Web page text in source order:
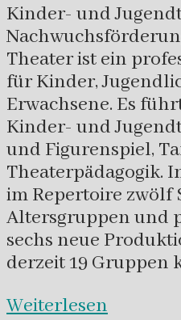
Kinder- und
Theater ist ein
für Kinder,
Erwachsene. Es
Kinder- und
und Figurenspiel,
Theaterpädagogik.
im Repertoire zwölf
Altersgruppen und
sechs neue
derzeit 19 Gruppen
Weiterlesen